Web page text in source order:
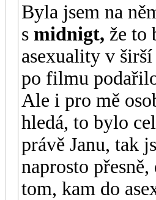
Byla jsem na
s midnigt, že to
asexuality v
po filmu
Ale i pro mě
hledá, to bylo
právě Janu, tak
naprosto
tom, kam do